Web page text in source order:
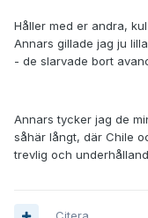
Håller med er andra,
Annars gillade jag ju
- de slarvade bort
Annars tycker jag de
såhär långt, där Chile
trevlig och